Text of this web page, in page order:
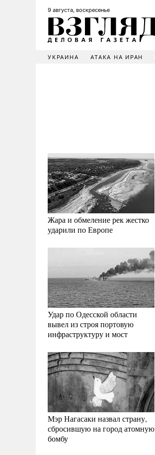
9 августа, воскресенье
УКРАИНА АТАКА НА ИРАН
Жара и обмеление рек жестко
ударили по Европе
Удар по Одесской области
вывел из строя портовую
инфраструктуру и мост
Мэр Нагасаки назвал страну,
сбросившую на город атомную
бомбу